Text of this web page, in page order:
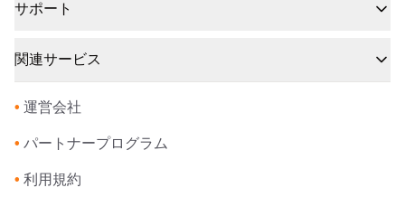
サポート
関連サービス
• 運営会社
• パートナープログラム
• 利用規約